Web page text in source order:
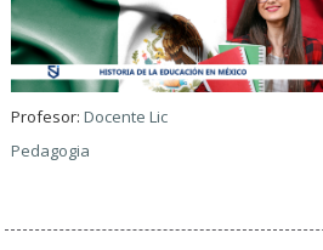
Profesor:Docente Lic
Pedagogia